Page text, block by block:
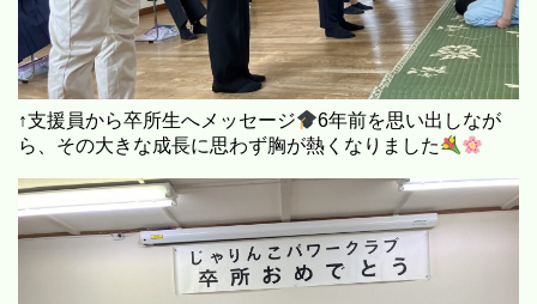
↑支援員から卒所生へメッセージ
6年前を思い出しなが
ら、その大きな成長に思わず胸が熱くなりました